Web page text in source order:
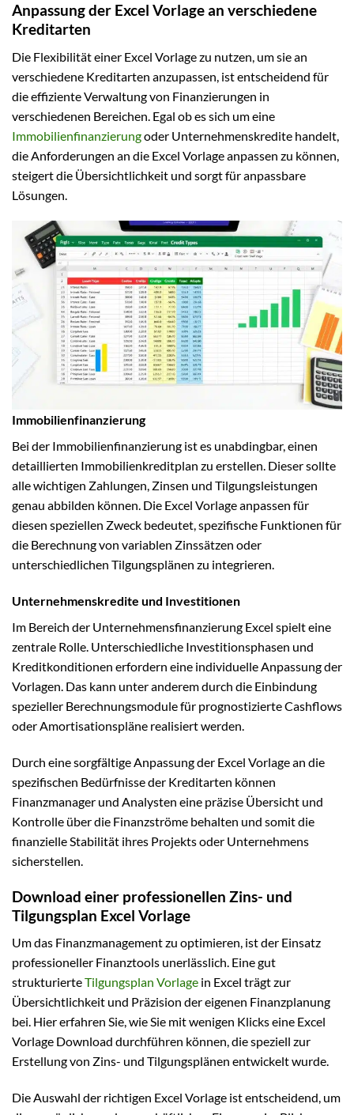
Anpassung der Excel Vorlage an verschiedene
Kreditarten
Die Flexibilität einer Excel Vorlage zu nutzen, um sie an
verschiedene Kreditarten anzupassen, ist entscheidend für
die effiziente Verwaltung von Finanzierungen in
verschiedenen Bereichen. Egal ob es sich um eine
Immobilienfinanzierungoder Unternehmenskredite handelt,
die Anforderungen an die Excel Vorlage anpassen zu können,
steigert die Übersichtlichkeit und sorgt für anpassbare
Lösungen.
Immobilienfinanzierung
Bei der Immobilienfinanzierung ist es unabdingbar, einen
detaillierten Immobilienkreditplan zu erstellen. Dieser sollte
alle wichtigen Zahlungen, Zinsen und Tilgungsleistungen
genau abbilden können. Die Excel Vorlage anpassen für
diesen speziellen Zweck bedeutet, spezifische Funktionen für
die Berechnung von variablen Zinssätzen oder
unterschiedlichen Tilgungsplänen zu integrieren.
Unternehmenskredite und Investitionen
Im Bereich der Unternehmensfinanzierung Excel spielt eine
zentrale Rolle. Unterschiedliche Investitionsphasen und
Kreditkonditionen erfordern eine individuelle Anpassung der
Vorlagen. Das kann unter anderem durch die Einbindung
spezieller Berechnungsmodule für prognostizierte Cashflows
oder Amortisationspläne realisiert werden.
Durch eine sorgfältige Anpassung der Excel Vorlage an die
spezifischen Bedürfnisse der Kreditarten können
Finanzmanager und Analysten eine präzise Übersicht und
Kontrolle über die Finanzströme behalten und somit die
finanzielle Stabilität ihres Projekts oder Unternehmens
sicherstellen.
Download einer professionellen Zins- und
Tilgungsplan Excel Vorlage
Um das Finanzmanagement zu optimieren, ist der Einsatz
professioneller Finanztools unerlässlich. Eine gut
strukturierteTilgungsplan Vorlage in Excel trägt zur
Übersichtlichkeit und Präzision der eigenen Finanzplanung
bei. Hier erfahren Sie, wie Sie mit wenigen Klicks eine Excel
Vorlage Download durchführen können, die speziell zur
Erstellung von Zins- und Tilgungsplänen entwickelt wurde.
Die Auswahl der richtigen Excel Vorlage ist entscheidend, um